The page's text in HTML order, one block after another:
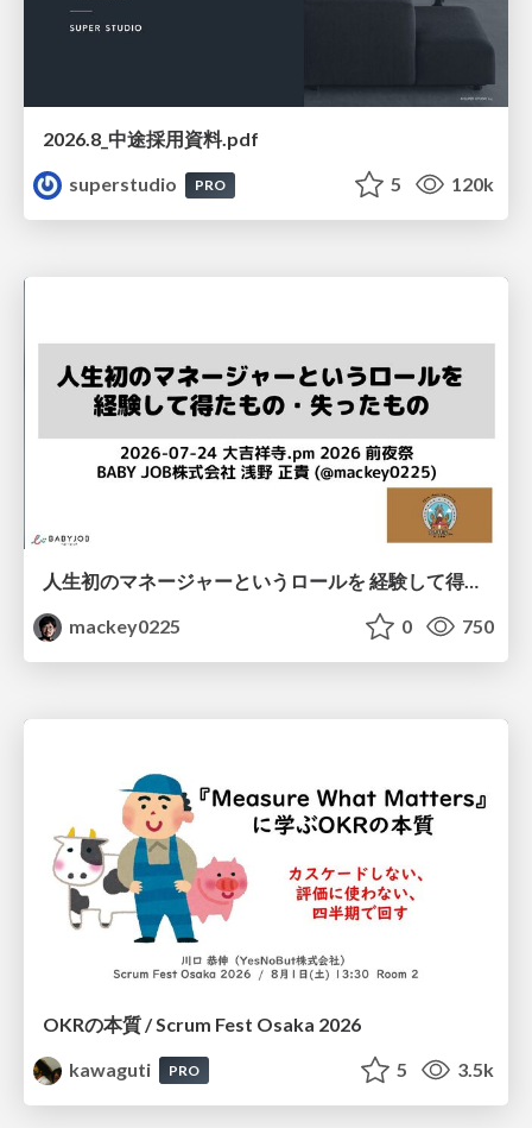
2026.8_中途採用資料.pdf
superstudio
PRO 5 120k
人生初のマネージャーというロールを 経験して得たもの・失ったもの / Reflections on My First Manager Role
mackey0225
0 750
OKRの本質 / Scrum Fest Osaka 2026
kawaguti
PRO 5 3.5k